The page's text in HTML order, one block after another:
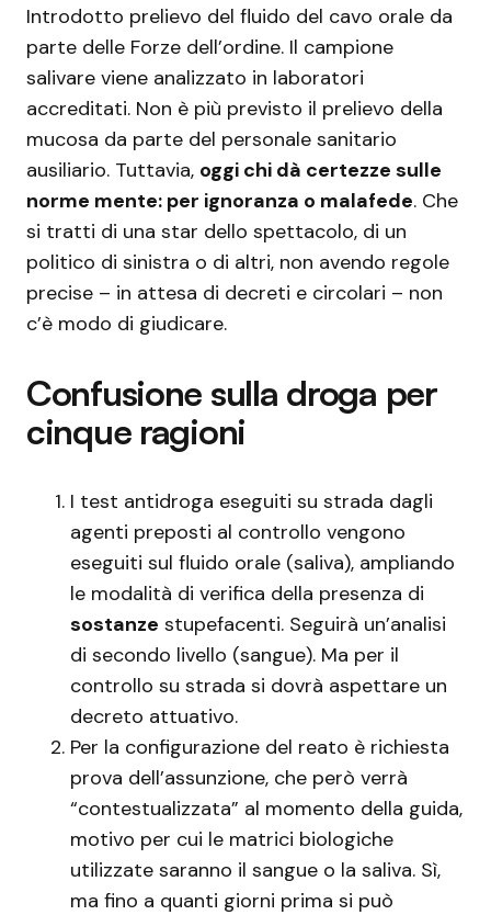
Introdotto prelievo del fluido del cavo orale da
parte delle Forze dell’ordine. Il campione
salivare viene analizzato in laboratori
accreditati. Non è più previsto il prelievo della
mucosa da parte del personale sanitario
ausiliario. Tuttavia, oggi chi dà certezze sulle
norme mente: per ignoranza o malafede. Che
si tratti di una star dello spettacolo, di un
politico di sinistra o di altri, non avendo regole
precise – in attesa di decreti e circolari – non
c’è modo di giudicare.
Confusione sulla droga per
cinque ragioni
I test antidroga eseguiti su strada dagli
agenti preposti al controllo vengono
eseguiti sul fluido orale (saliva), ampliando
le modalità di verifica della presenza di
sostanze stupefacenti. Seguirà un’analisi
di secondo livello (sangue). Ma per il
controllo su strada si dovrà aspettare un
decreto attuativo.
Per la configurazione del reato è richiesta
prova dell’assunzione, che però verrà
“contestualizzata” al momento della guida,
motivo per cui le matrici biologiche
utilizzate saranno il sangue o la saliva. Sì,
ma fino a quanti giorni prima si può